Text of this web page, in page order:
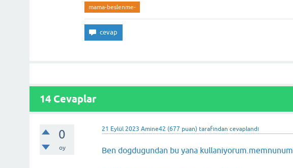
mama-beslenme-
14 Cevaplar
0
oy
21 Eylül 2023 Amine42 (677 puan) tarafından cevaplandı
Ben dogdugundan bu yana kullaniyorum.memnunum.